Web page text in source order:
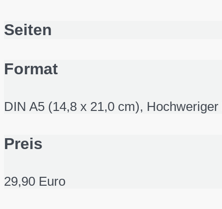
Seiten
Format
DIN A5 (14,8 x 21,0 cm),
Preis
29,90 Euro